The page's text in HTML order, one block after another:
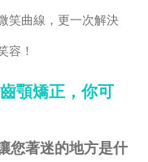
笑曲線，更一次解決
容！
顎矯正，你可
您著迷的地方是什